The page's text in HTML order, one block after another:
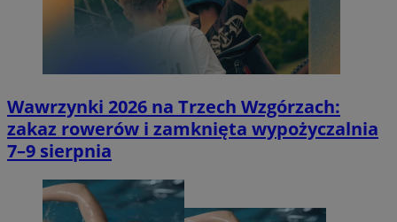
Wawrzynki 2026 na Trzech Wzgórzach:
zakaz rowerów i zamknięta wypożyczalnia
7–9 sierpnia